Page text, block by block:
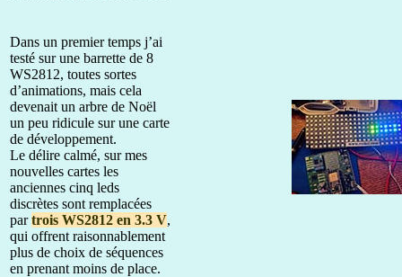
Dans un premier temps j’ai
testé sur une barrette de 8
WS2812, toutes sortes
d’animations, mais cela
devenait un arbre de Noël
un peu ridicule sur une carte
de développement.
Le délire calmé, sur mes
nouvelles cartes les
anciennes cinq leds
discrètes sont remplacées
partrois WS2812 en 3.3 V,
qui offrent raisonnablement
plus de choix de séquences
en prenant moins de place.